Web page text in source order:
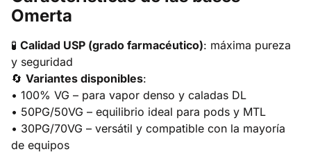
Omerta
🧪 Calidad USP (grado farmacéutico): máxima pureza
y seguridad
🔄 Variantes disponibles:
• 100% VG – para vapor denso y caladas DL
• 50PG/50VG – equilibrio ideal para pods y MTL
• 30PG/70VG – versátil y compatible con la mayoría
de equipos